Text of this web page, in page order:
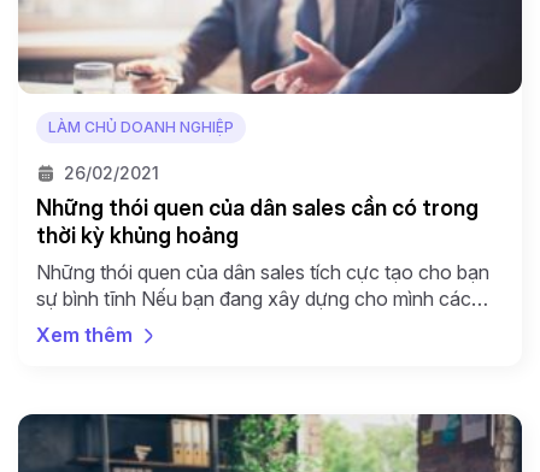
LÀM CHỦ DOANH NGHIỆP
26/02/2021
Những thói quen của dân sales cần có trong
thời kỳ khủng hoảng
Những thói quen của dân sales tích cực tạo cho bạn
sự bình tĩnh Nếu bạn đang xây dựng cho mình các
thói quen tốt, các vấn đề hàng ngày đi kèm với các
khủng hoảng đề được dễ dàng xử lý và kiểm soát.
Xem thêm